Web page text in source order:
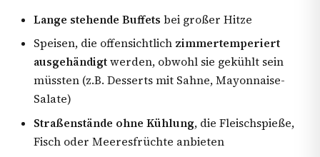
Lange stehende Buffets bei großer Hitze
Speisen, die offensichtlich zimmertemperiert
ausgehändigtwerden, obwohl sie gekühlt sein
müssten (z.B. Desserts mit Sahne, Mayonnaise-
Salate)
Straßenstände ohne Kühlung, die Fleischspieße,
Fisch oder Meeresfrüchte anbieten